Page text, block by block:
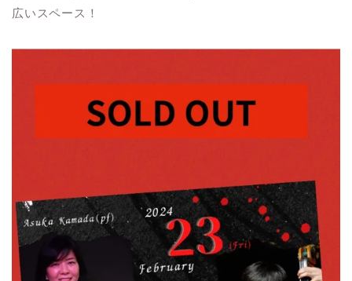
広いスペース！